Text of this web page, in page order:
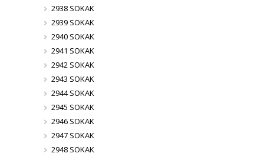
2938 SOKAK
2939 SOKAK
2940 SOKAK
2941 SOKAK
2942 SOKAK
2943 SOKAK
2944 SOKAK
2945 SOKAK
2946 SOKAK
2947 SOKAK
2948 SOKAK